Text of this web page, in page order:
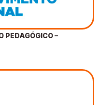
PEDAGÓGICO –